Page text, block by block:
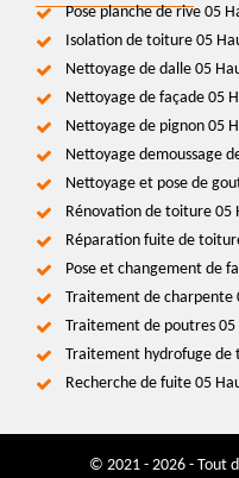
Pose planche de rive 05
Isolation de toiture 05
Nettoyage de dalle 05
Nettoyage de façade 05
Nettoyage de pignon 05
Nettoyage demoussage
Nettoyage et pose de
Rénovation de toiture 05
Réparation fuite de
Pose et changement de
Traitement de charpente
Traitement de poutres 05
Traitement hydrofuge de
Recherche de fuite 05
© 2021 - 2026 - Tout